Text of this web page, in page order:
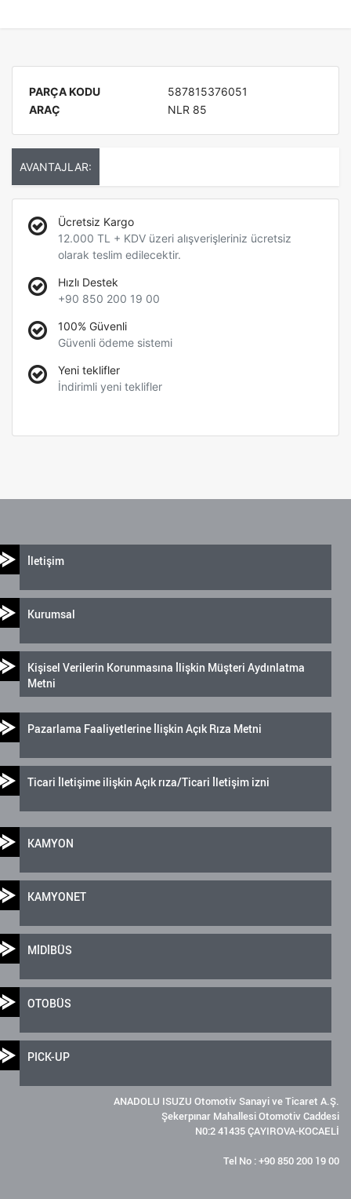
PARÇA KODU
587815376051
ARAÇ
NLR 85
AVANTAJLAR:
Ücretsiz Kargo
12.000 TL + KDV üzeri alışverişleriniz ücretsiz
olarak teslim edilecektir.
Hızlı Destek
+90 850 200 19 00
100% Güvenli
Güvenli ödeme sistemi
Yeni teklifler
İndirimli yeni teklifler
İletişim
Kurumsal
Kişisel Verilerin Korunmasına İlişkin Müşteri Aydınlatma
Metni
Pazarlama Faaliyetlerine İlişkin Açık Rıza Metni
Ticari İletişime ilişkin Açık rıza/Ticari İletişim izni
KAMYON
KAMYONET
MİDİBÜS
OTOBÜS
PICK-UP
ANADOLU ISUZU Otomotiv Sanayi ve Ticaret A.Ş.
Şekerpınar Mahallesi Otomotiv Caddesi
N0:2 41435 ÇAYIROVA-KOCAELİ
Tel No : +90 850 200 19 00